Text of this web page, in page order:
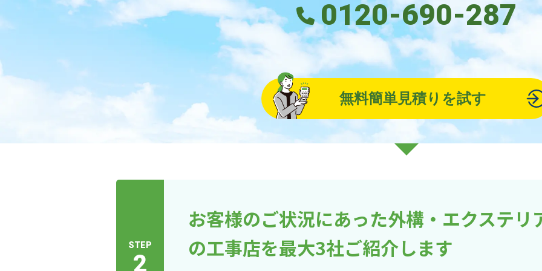
0120-690-287
無料簡単見積りを試す
STEP
2
お客様のご状況にあった外構・エクステリ
の工事店を最大3社ご紹介します